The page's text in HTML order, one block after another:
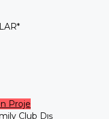
Proje